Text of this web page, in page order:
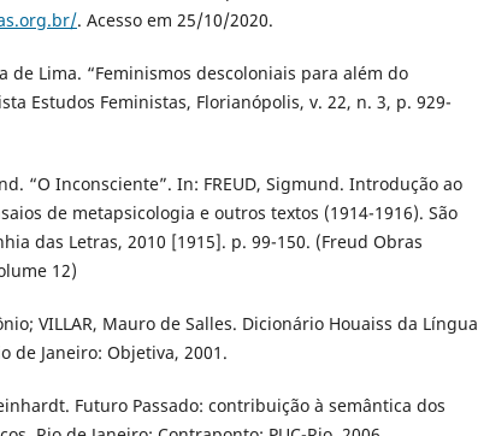
. Acesso em 25/10/2020.
de Lima. “Feminismos descoloniais para além do
Estudos Feministas, Florianópolis, v. 22, n. 3, p. 929-
“O Inconsciente”. In: FREUD, Sigmund. Introdução ao
de metapsicologia e outros textos (1914-1916). São
das Letras, 2010 [1915]. p. 99-150. (Freud Obras
12)
VILLAR, Mauro de Salles. Dicionário Houaiss da Língua
de Janeiro: Objetiva, 2001.
Futuro Passado: contribuição à semântica dos